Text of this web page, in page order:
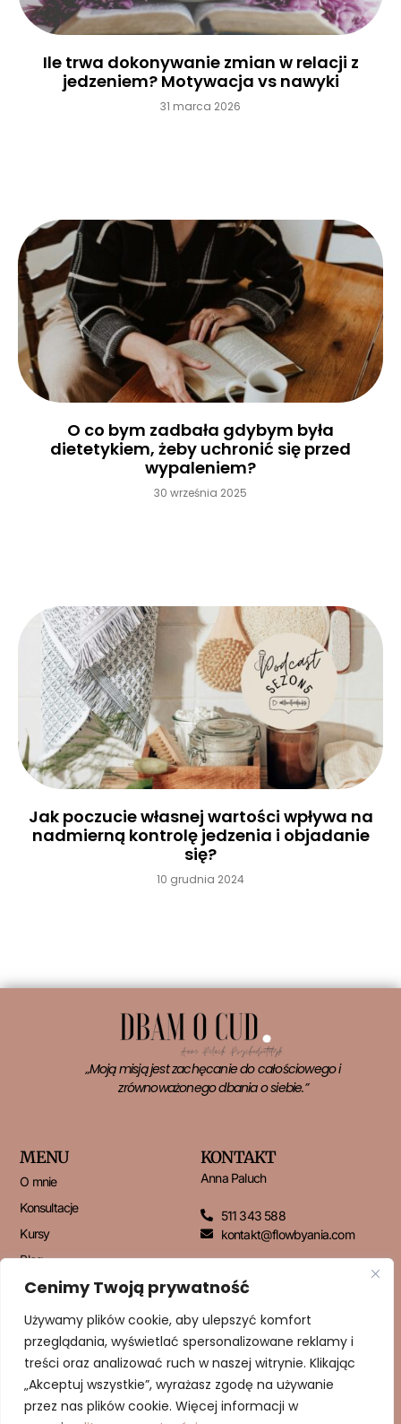
Cenimy Twoją prywatność
Używamy plików cookie, aby ulepszyć komfort
przeglądania, wyświetlać spersonalizowane reklamy i
treści oraz analizować ruch w naszej witrynie. Klikając
„Akceptuj wszystkie”, wyrażasz zgodę na używanie
przez nas plików cookie. Więcej informacji w
Ile trwa dokonywanie zmian w relacji z
jedzeniem? Motywacja vs nawyki
31 marca 2026
O co bym zadbała gdybym była
dietetykiem, żeby uchronić się przed
wypaleniem?
30 września 2025
Jak poczucie własnej wartości wpływa na
nadmierną kontrolę jedzenia i objadanie
się?
10 grudnia 2024
„Moją misją jest zachęcanie do całościowego i
zrównoważonego dbania o siebie.”
MENU
O mnie
Konsultacje
Kursy
Blog
Kontakt
KONTAKT
Anna Paluch
511 343 588
kontakt@flowbyania.com
NEWSLETTER